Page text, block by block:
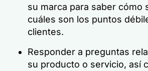
su marca para saber cómo
cuáles son los puntos
clientes.
Responder a preguntas
su producto o servicio, así